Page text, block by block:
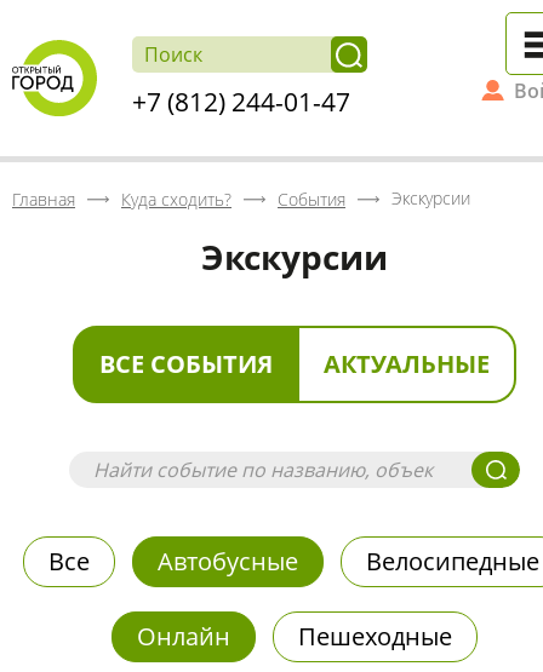
+7 (812) 244-01-47
Главная Куда сходить? События Экскурсии
Экскурсии
ВСЕ СОБЫТИЯ АКТУАЛЬНЫЕ
Все Автобусные Велосипедные
Онлайн Пешеходные